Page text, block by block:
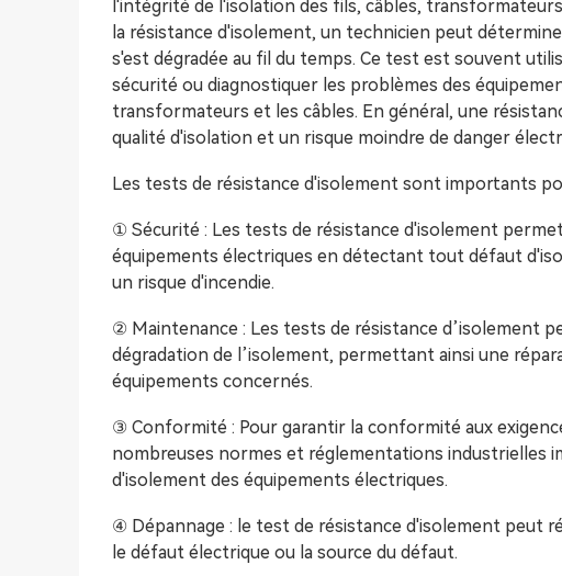
l'intégrité de l'isolation des fils, câbles,
la résistance d'isolement, un technicien peut
s'est dégradée au fil du temps. Ce test est souvent
sécurité ou diagnostiquer les problèmes des
transformateurs et les câbles. En général, une
qualité d'isolation et un risque moindre de danger
Les tests de résistance d'isolement sont importants
① Sécurité : Les tests de résistance d'isolement
équipements électriques en détectant tout défaut
un risque d'incendie.
② Maintenance : Les tests de résistance d’isolement
dégradation de l’isolement, permettant ainsi une
équipements concernés.
③ Conformité : Pour garantir la conformité aux
nombreuses normes et réglementations industrielles
d'isolement des équipements électriques.
④ Dépannage : le test de résistance d'isolement peut
le défaut électrique ou la source du défaut.